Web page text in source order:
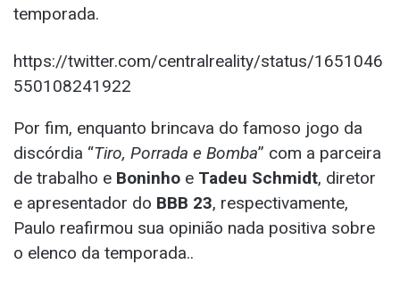
temporada.
https://twitter.com/centralreality/status/1651046
550108241922
Por fim, enquanto brincava do famoso jogo da
discórdia “Tiro, Porrada e Bomba” com a parceira
de trabalho e Boninho e Tadeu Schmidt, diretor
e apresentador do BBB 23, respectivamente,
Paulo reafirmou sua opinião nada positiva sobre
o elenco da temporada..